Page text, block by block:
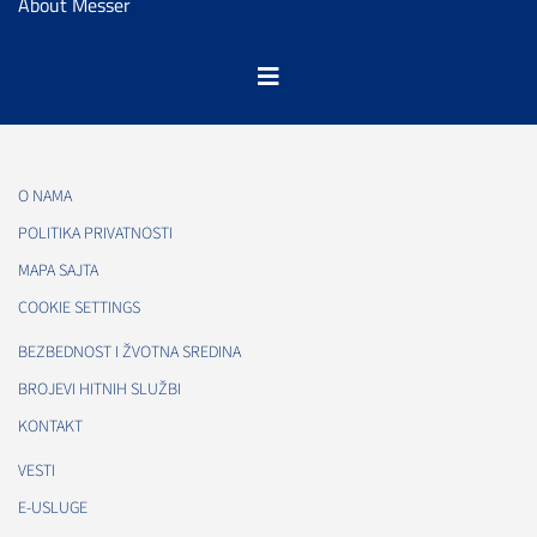
O NAMA
POLITIKA PRIVATNOSTI
MAPA SAJTA
COOKIE SETTINGS
BEZBEDNOST I ŽVOTNA SREDINA
BROJEVI HITNIH SLUŽBI
KONTAKT
VESTI
E-USLUGE